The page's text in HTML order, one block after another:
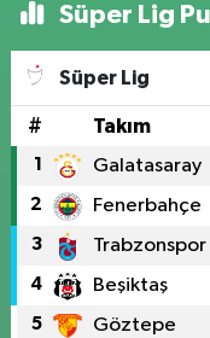
Süper Lig
Süper Lig
# Takım
1 Galatasaray
2 Fenerbahçe
3 Trabzonspor
4 Beşiktaş
5 Göztepe